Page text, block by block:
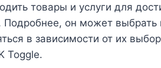
товары и услуги для
Подробнее, он может выбрать
в зависимости от их
Toggle.